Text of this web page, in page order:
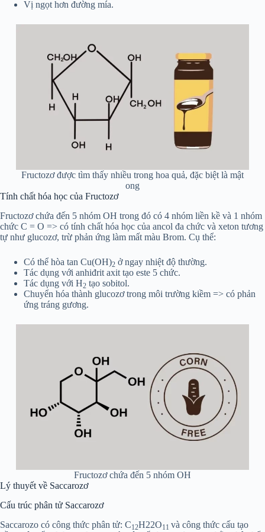
Vị ngọt hơn đường mía.
Fructozơ được tìm thấy nhiều trong hoa quả, đặc biệt là mật
ong
Tính chất hóa học của Fructozơ
Fructozơ chứa đến 5 nhóm OH trong đó có 4 nhóm liền kề và 1 nhóm
chức C = O => có tính chất hóa học của ancol đa chức và xeton tương
tự như glucozơ, trừ phản ứng làm mất màu Brom. Cụ thể:
Có thể hòa tan Cu(OH)2 ở ngay nhiệt độ thường.
Tác dụng với anhiđrit axit tạo este 5 chức.
Tác dụng với H2 tạo sobitol.
Chuyển hóa thành glucozơ trong môi trường kiềm => có phản
ứng tráng gương.
Fructozơ chứa đến 5 nhóm OH
Lý thuyết về Saccarozơ
Cấu trúc phân tử Saccarozơ
Saccarozo có công thức phân tử: C12H22O11 và công thức cấu tạo